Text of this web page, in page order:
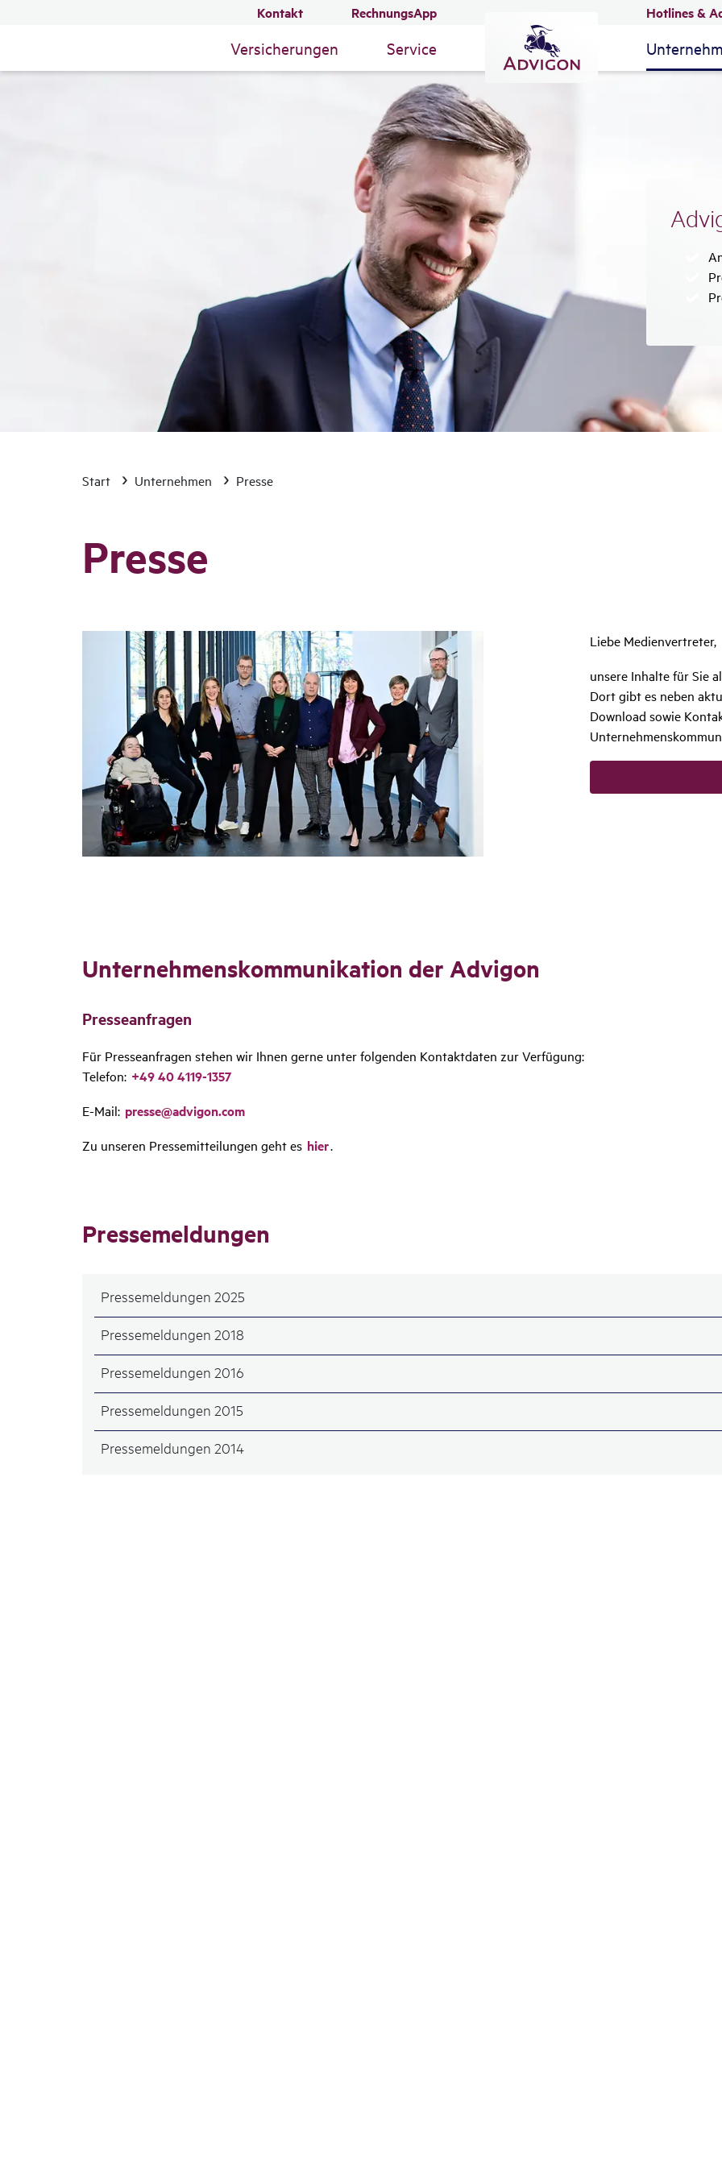
Kontakt RechnungsApp Hotlines &
Versicherungen Service
Start Unternehmen Presse
Presse
Liebe Medienvertreter,
unsere Inhalte für Sie
Dort gibt es neben
Download sowie
Unter­neh­mens­kom­mu­ni­ka­tion der Advigon
Pres­se­an­fragen
Für Presseanfragen stehen wir Ihnen gerne unter folgenden Kontaktdaten zur Verfügung:
Telefon: +49 40 4119-1357
E-Mail: presse@advigon.com
Zu unseren Pressemitteilungen geht es hier.
Pres­se­mel­dungen
Pressemeldungen 2025
Pressemeldungen 2018
Pressemeldungen 2016
Pressemeldungen 2015
Pressemeldungen 2014